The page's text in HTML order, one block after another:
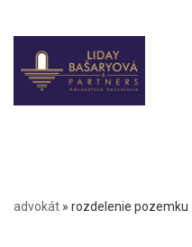
Preskočiť
na
obsah
advokát » rozdelenie pozemku